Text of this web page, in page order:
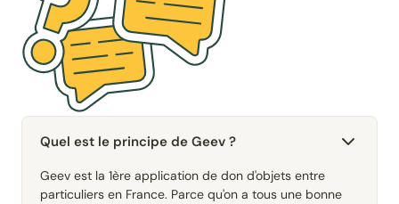
Quel est le principe de Geev ?
Geev est la 1ère application de don d'objets entre
particuliers en France. Parce qu'on a tous une bonne